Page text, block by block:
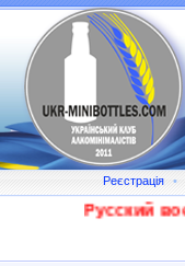
Реєстрація •
Русский